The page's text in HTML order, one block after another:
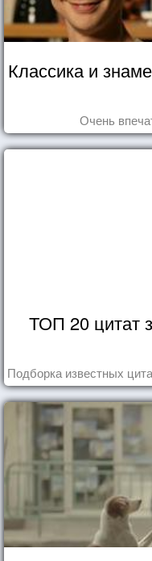
Классика и
Очень
ТОП 20 цитат
Подборка известных